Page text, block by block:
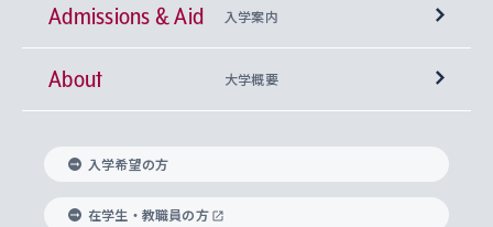
文学部
総合人間科学部
経済学部
上智大学の全学共通教育
基盤教育センター
キリスト教人間学
身体知
上智大学の語学教育
言語教育研究センター
上智大学のグローバル教育
グローバル教育センター
学びのサポート
キリスト教文化研究所
中世思想研究所
国際言語情報研究所
Sophia Open Research Weeks (SORW)
産官学連携
知的財産
研究支援制度
学期区分と授業時間割
課外活動
課外教育プログラム
ボランティア活動
グローバルな学びのコミュニティ
学生の相談窓口
Admissions & Aid 入学案内
上智大学で取得できる学位
入れの方針）
科目等履修生
About 大学概要
理事長・学長メッセージ
学長・副学長紹介
上智大学の精神
入学希望の方
在学生・教職員の方